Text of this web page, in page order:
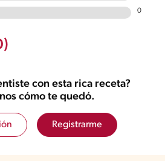
0
con esta rica receta?
cómo te quedó.
Registrarme